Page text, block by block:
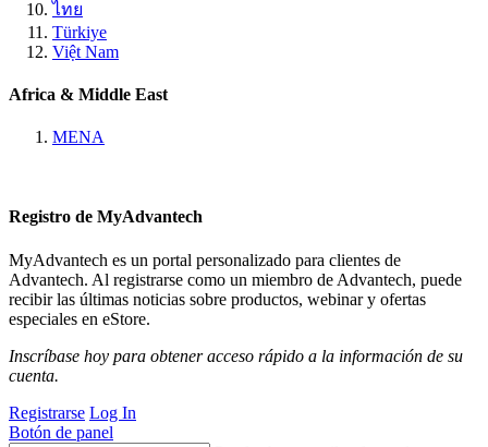
ไทย
Türkiye
Việt Nam
Africa & Middle East
MENA
Registro de MyAdvantech
MyAdvantech es un portal personalizado para clientes de
Advantech. Al registrarse como un miembro de Advantech, puede
recibir las últimas noticias sobre productos, webinar y ofertas
especiales en eStore.
Inscríbase hoy para obtener acceso rápido a la información de su
cuenta.
Registrarse Log In
Botón de panel